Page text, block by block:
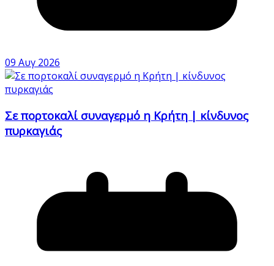
09 Αυγ 2026
Σε πορτοκαλί συναγερμό η Κρήτη | κίνδυνος
πυρκαγιάς